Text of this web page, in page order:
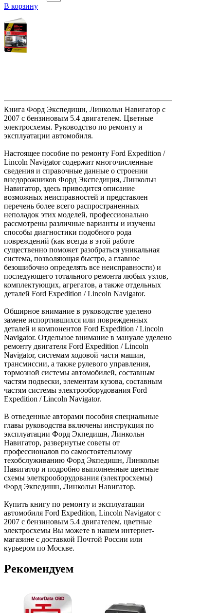
В корзину
Книга Форд Экспедишн, Линкольн Навигатор с
2007 с бензиновым 5.4 двигателем. Цветные
электросхемы. Руководство по ремонту и
эксплуатации автомобиля.
Настоящее пособие по ремонту Ford Expedition /
Lincoln Navigator содержит многочисленные
сведения и справочные данные о строении
внедорожников Форд Экспедиция, Линкольн
Навигатор, здесь приводится описание
возможных неисправностей и представлен
перечень более всего распространенных
неполадок этих моделей, профессионально
рассмотрены различные варианты и изучены
способы диагностики подобного рода
повреждений (как всегда в этой работе
существенно поможет разобраться уникальная
система, позволяющая быстро, а главное
безошибочно определять все неисправности) и
последующего тотального ремонта любых узлов,
комплектующих, агрегатов, а также отдельных
деталей Ford Expedition / Lincoln Navigator.
Обширное внимание в руководстве уделено
замене испортившихся или поврежденных
деталей и компонентов Ford Expedition / Lincoln
Navigator. Отдельное внимание в мануале уделено
ремонту двигателя Ford Expedition / Lincoln
Navigator, системам ходовой части машин,
трансмиссии, а также рулевого управления,
тормозной системы автомобилей, составным
частям подвески, элементам кузова, составным
частям системы электрооборудования Ford
Expedition / Lincoln Navigator.
В отведенные авторами пособия специальные
главы руководства включены инструкция по
эксплуатации Форд Экпедишн, Линкольн
Навигатор, развернутые советы от
профессионалов по самостоятельному
техобслуживанию Форд Экпедишн, Линкольн
Навигатор и подробно выполненные цветные
схемы элеткрооборудования (электросхемы)
Форд Экпедишн, Линкольн Навигатор.
Купить книгу по ремонту и эксплуатации
автомобиля Ford Expedition, Lincoln Navigator с
2007 с бензиновым 5.4 двигателем, цветные
электросхемы Вы можете в нашем интернет-
магазине с доставкой Почтой России или
курьером по Москве.
Рекомендуем